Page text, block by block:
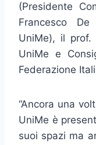
(Presidente
Francesco
UniMe), il prof.
UniMe e
Federazione
“Ancora una
UniMe è
suoi spazi ma